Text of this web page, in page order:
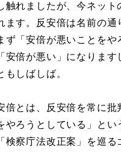
れましたが、今ネット
ます。反安倍は名前の
ず「安倍が悪いことを
安倍が悪い」になります
もしばしば。
とは、反安倍を常に批
やろうとしている」と
検察庁法改正案」を巡